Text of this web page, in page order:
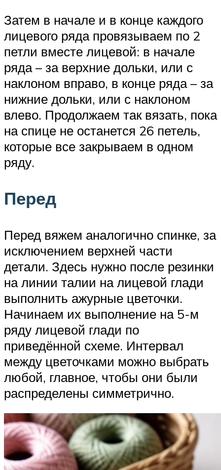
Затем в начале и в конце каждого
лицевого ряда провязываем по 2
петли вместе лицевой: в начале
ряда – за верхние дольки, или с
наклоном вправо, в конце ряда – за
нижние дольки, или с наклоном
влево. Продолжаем так вязать, пока
на спице не останется 26 петель,
которые все закрываем в одном
ряду.
Перед
Перед вяжем аналогично спинке, за
исключением верхней части
детали. Здесь нужно после резинки
на линии талии на лицевой глади
выполнить ажурные цветочки.
Начинаем их выполнение на 5-м
ряду лицевой глади по
приведённой схеме. Интервал
между цветочками можно выбрать
любой, главное, чтобы они были
распределены симметрично.